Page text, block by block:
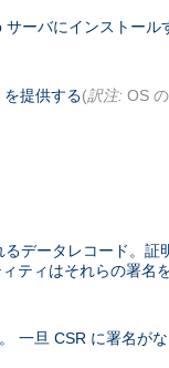
ーバにインストール
提供する(訳注: OS
データレコード。
ティはそれらの署名
一旦 CSR に署名が